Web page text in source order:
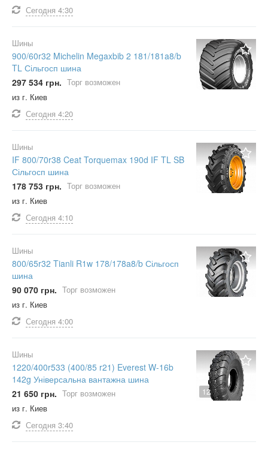
Сегодня 4:30
Шины
900/60r32 Michelin Megaxbib 2 181/181a8/b
TL Сільгосп шина
297 534 грн. Торг возможен
из г. Киев
Сегодня 4:20
Шины
IF 800/70r38 Ceat Torquemax 190d IF TL SB
Сільгосп шина
178 753 грн. Торг возможен
из г. Киев
Сегодня 4:10
Шины
800/65r32 Tianli R1w 178/178a8/b Сільгосп
шина
90 070 грн. Торг возможен
из г. Киев
Сегодня 4:00
12
Шины
1220/400r533 (400/85 r21) Everest W-16b
142g Універсальна вантажна шина
21 650 грн. Торг возможен
из г. Киев
Сегодня 3:40